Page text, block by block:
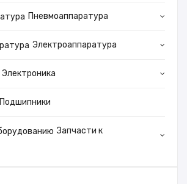
Пневмоаппаратура
Электроаппаратура
Электроника
Подшипники
Запчасти к